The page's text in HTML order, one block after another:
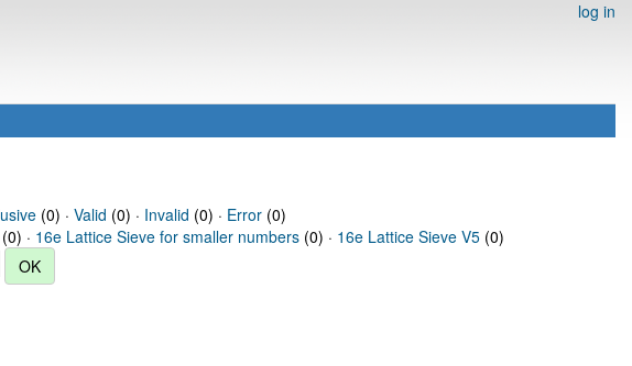
log in
(0) · Valid (0) · Invalid (0) · Error(0)
(0) · 16e Lattice Sieve for smaller numbers (0) · 16e Lattice Sieve V5 (0)